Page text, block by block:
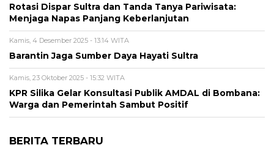
Rotasi Dispar Sultra dan Tanda Tanya Pariwisata:
Menjaga Napas Panjang Keberlanjutan
Kamis, 4 Desember 2025 - 13:14 WITA
Barantin Jaga Sumber Daya Hayati Sultra
Kamis, 23 Oktober 2025 - 15:32 WITA
KPR Silika Gelar Konsultasi Publik AMDAL di Bombana:
Warga dan Pemerintah Sambut Positif
BERITA TERBARU